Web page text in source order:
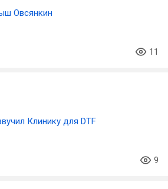
Овсянкин
11
Клинику для DTF
9